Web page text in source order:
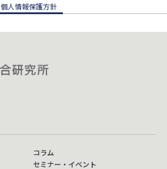
個人情報保護方針
コラム
セミナー・イベント